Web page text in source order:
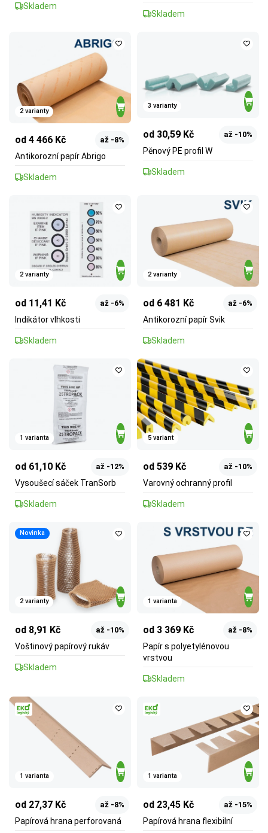
Skladem
Skladem
2 varianty
od 4 466 Kč až -8%
Antikorozní papír Abrigo
Skladem
3 varianty
od 30,59 Kč až -10%
Pěnový PE profil W
Skladem
2 varianty
od 11,41 Kč až -6%
Indikátor vlhkosti
Skladem
2 varianty
od 6 481 Kč až -6%
Antikorozní papír Svik
Skladem
1 varianta
od 61,10 Kč až -12%
Vysoušecí sáček TranSorb
Skladem
5 variant
od 539 Kč až -10%
Varovný ochranný profil
Skladem
Novinka
2 varianty
od 8,91 Kč až -10%
Voštinový papírový rukáv
Skladem
1 varianta
od 3 369 Kč až -8%
Papír s polyetylénovou
vrstvou
Skladem
1 varianta
od 27,37 Kč až -8%
Papírová hrana perforovaná
1 varianta
od 23,45 Kč až -15%
Papírová hrana flexibilní